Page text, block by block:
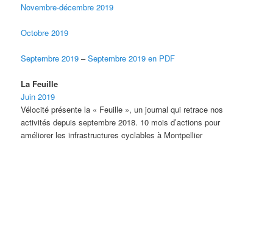
Novembre-décembre 2019
Octobre 2019
Septembre 2019 –Septembre 2019 en PDF
La Feuille
Juin 2019
Vélocité présente la « Feuille », un journal qui retrace nos
activités depuis septembre 2018. 10 mois d’actions pour
améliorer les infrastructures cyclables à Montpellier